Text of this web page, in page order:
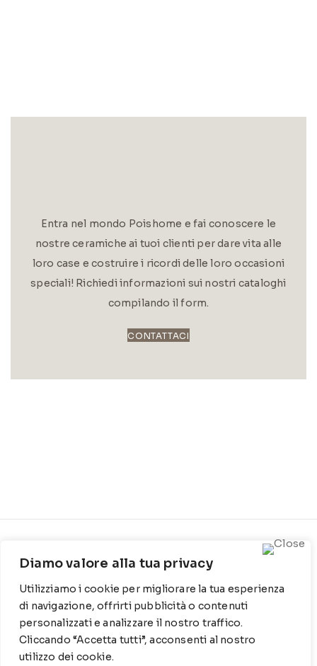
Diamo valore alla tua privacy
Utilizziamo i cookie per migliorare la tua esperienza
di navigazione, offrirti pubblicità o contenuti
personalizzati e analizzare il nostro traffico.
Cliccando “Accetta tutti”, acconsenti al nostro
utilizzo dei cookie.
Entra nel mondo Poishome e fai conoscere le
nostre ceramiche ai tuoi clienti per dare vita alle
loro case e costruire i ricordi delle loro occasioni
speciali! Richiedi informazioni sui nostri cataloghi
compilando il form.
CONTATTACI
1316 - 70044 Polignano a
mare
T
WZ: 329 6510725
Cookie Policy
Privacy Policy